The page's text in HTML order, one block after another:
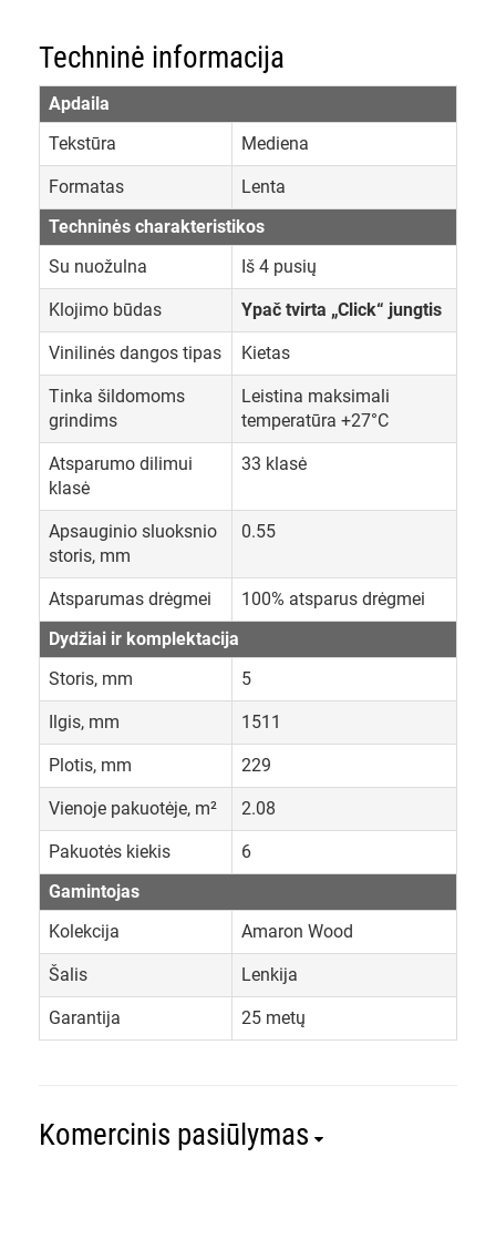
Techninė informacija
Apdaila
Tekstūra
Mediena
Formatas
Lenta
Techninės charakteristikos
Su nuožulna
Iš 4 pusių
Klojimo būdas Ypač tvirta „Click“ jungtis
Vinilinės dangos tipas Kietas
Tinka šildomoms
grindims
Leistina maksimali
temperatūra +27°C
Atsparumo dilimui
klasė
33 klasė
Apsauginio sluoksnio
storis, mm
0.55
Atsparumas drėgmei
100% atsparus drėgmei
Dydžiai ir komplektacija
Storis, mm
5
Ilgis, mm 1511
Plotis, mm 229
Vienoje pakuotėje, m² 2.08
Pakuotės kiekis
6
Gamintojas
Kolekcija
Amaron Wood
Šalis Lenkija
Garantija 25 metų
Komercinis pasiūlymas